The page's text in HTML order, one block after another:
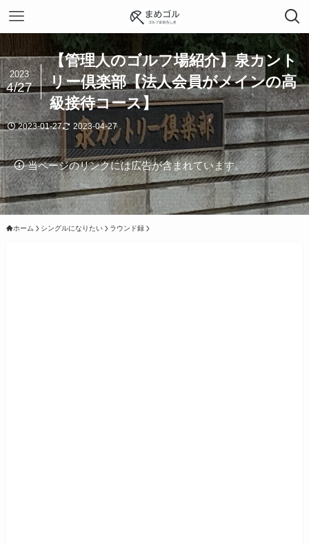
【管理人のゴルフ場紹介】泉カント
リー倶楽部【法人会員がメインの高
級接待コース】
2023
4/27
2023-01-27 2023-04-27
当ページのリンクには広告が含まれています。
ホーム シングルになりたい ラウンド録